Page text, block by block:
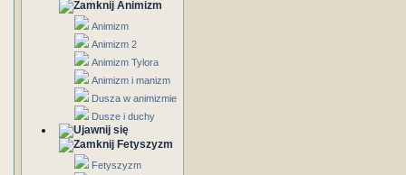
Animizm
Animizm
Animizm 2
Animizm Tylora
Animizm i manizm
Dusza w animizmie
Dusze i duchy
Fetyszyzm
Fetyszyzm